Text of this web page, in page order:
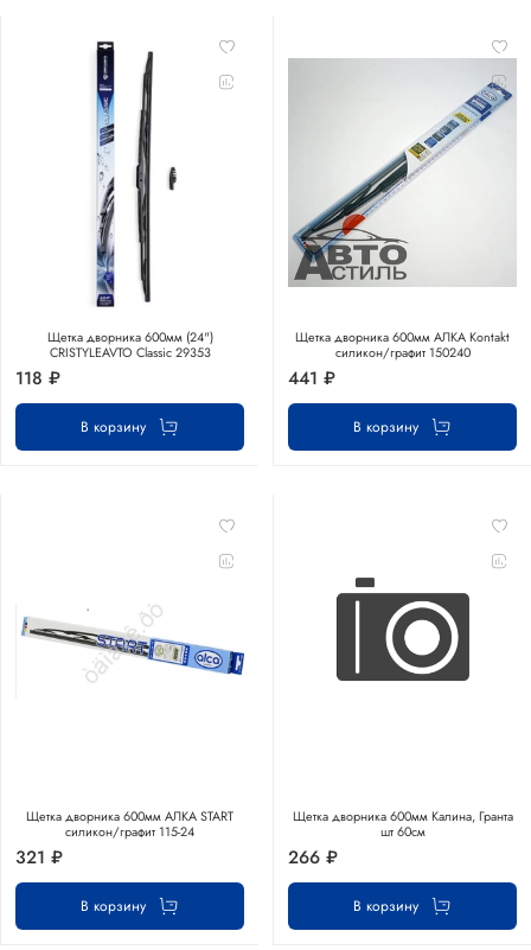
Щетка дворника 600мм (24")
CRISTYLEAVTO Classic 29353
118 ₽
В корзину
Щетка дворника 600мм АЛКА Kontakt
силикон/графит 150240
441 ₽
В корзину
Щетка дворника 600мм АЛКА START
силикон/графит 115-24
321 ₽
В корзину
Щетка дворника 600мм Калина, Гранта
шт 60см
266 ₽
В корзину